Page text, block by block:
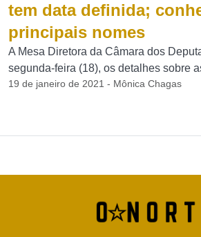
tem data definida;
principais nomes
A Mesa Diretora da Câmara dos
segunda-feira (18), os detalhes sobre
19 de janeiro de 2021 - Mônica Chagas